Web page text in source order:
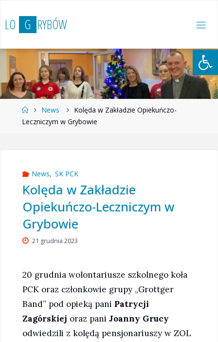
do
treści
LO G RYBÓW
Strona
główna
News
Kolęda w Zakładzie Opiekuńczo-
Leczniczym w Grybowie
News, SK PCK
Kolęda w Zakładzie
Opiekuńczo-Leczniczym w
Grybowie
21 grudnia 2023
20 grudnia wolontariusze szkolnego koła
PCK oraz członkowie grupy „Grottger
Band” pod opieką pani Patrycji
Zagórskiej oraz pani Joanny Grucy
odwiedzili z kolędą pensjonariuszy w ZOL